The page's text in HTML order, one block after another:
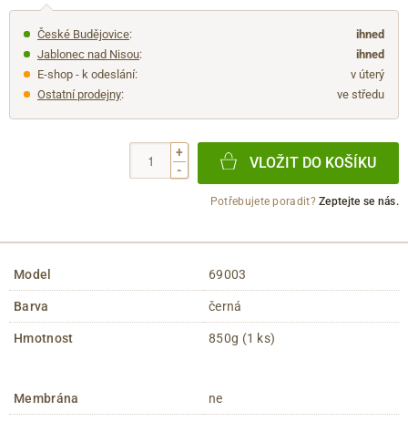
České Budějovice:
ihned
Jablonec nad Nisou:
ihned
E-shop - k odeslání:
v úterý
Ostatní prodejny: ve středu
+
-
VLOŽIT DO KOŠÍKU
Potřebujete poradit?Zeptejte se nás.
Model 69003
Barva černá
Hmotnost 850g (1 ks)
Membrána ne